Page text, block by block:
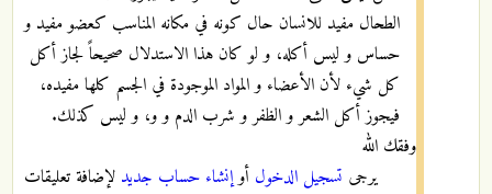
الطحال مفيد للانسان حال كونه في مكانه المناسب كعضو مفيد و
حساس و ليس أكله، و لو كان هذا الاستدلال صحيحاً لجاز أكل
كل شيء لأن الأعضاء و المواد الموجودة في الجسم كلها مفيده،
فيجوز أكل الشعر و الظفر و شرب الدم و و، و ليس كذلك.
وفقك الله
يرجى تسجيل الدخول أوإنشاء حساب جديد لإضافة تعليقات